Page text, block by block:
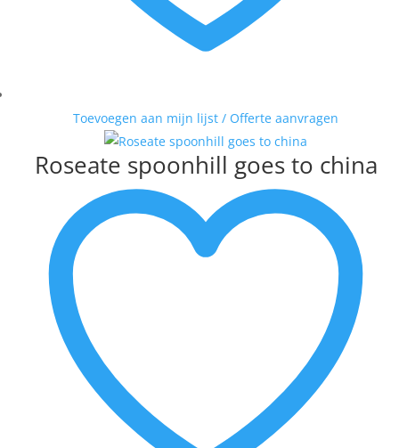
Toevoegen aan mijn lijst / Offerte aanvragen
Roseate spoonhill goes to china